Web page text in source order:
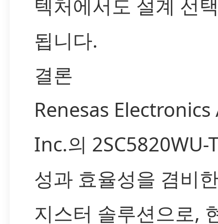
텍처에서도 설계 선
됩니다.
결론
Renesas
Inc.의 2SC5820WU-
성과 효율성을 겸비
지스터 솔루션으로,